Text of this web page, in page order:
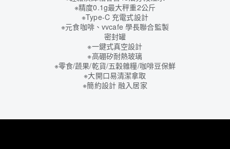
※精度0.1g最大秤重2公斤
※Type-C 充電式設計
※元食咖啡、vvcafe 學長聯合監製
密封罐
※一鍵式真空設計
※高硼矽耐熱玻璃
※零食/蔬果/乾貨/五穀雜糧/咖啡豆保鮮
※大開口易清潔拿取
※簡約設計 融入居家